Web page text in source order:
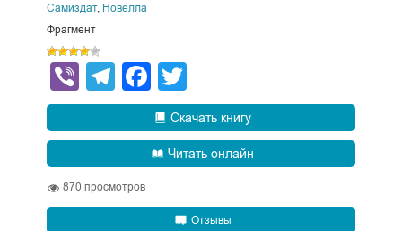
Самиздат, Новелла
Фрагмент
ViberTelegram
Facebook
Скачать книгу
Читать онлайн
870 просмотров
Отзывы